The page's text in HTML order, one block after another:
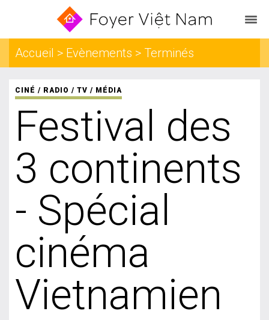
Accueil > Evènements > Terminés
CINÉ / RADIO / TV / MÉDIA
Festival des
3 continents
- Spécial
cinéma
Vietnamien